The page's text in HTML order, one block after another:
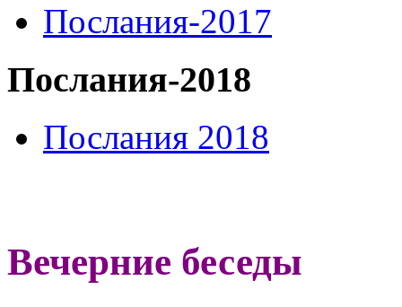
Послания-2017
Послания-2018
Послания 2018
Вечерние беседы